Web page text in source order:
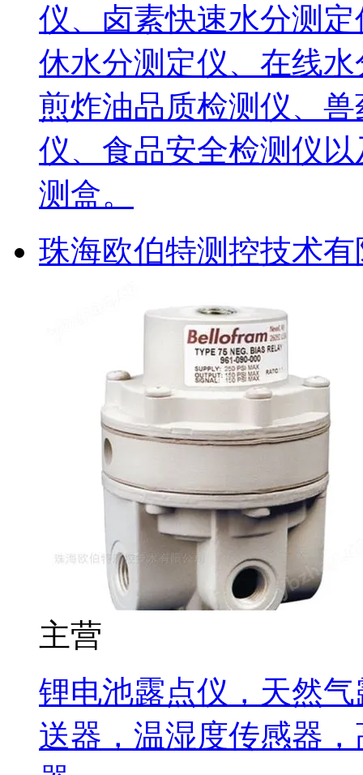
仪、卤素快速水分测
休水分测定仪、在线
煎炸油品质检测仪、
仪、食品安全检测仪
测盒。
珠海欧伯特测控技术
主营
锂电池露点仪，天然
送器，温湿度传感器